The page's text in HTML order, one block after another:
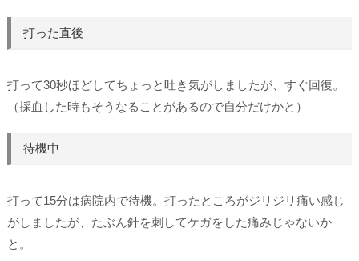
打った直後
打って30秒ほどしてちょっと吐き気がしましたが、すぐ回復。
（採血した時もそうなることがあるので自分だけかと）
待機中
打って15分は病院内で待機。打ったところがジリジリ痛い感じ
がしましたが、たぶん針を刺してケガをした痛みじゃないか
と。